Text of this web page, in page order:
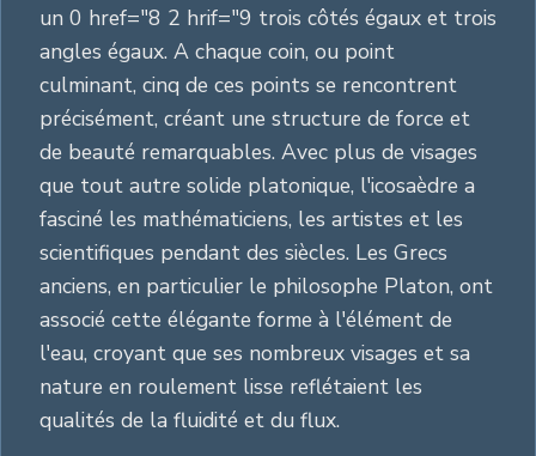
un 0 href="8 2 hrif="9 trois côtés égaux et trois
angles égaux. A chaque coin, ou point
culminant, cinq de ces points se rencontrent
précisément, créant une structure de force et
de beauté remarquables. Avec plus de visages
que tout autre solide platonique, l'icosaèdre a
fasciné les mathématiciens, les artistes et les
scientifiques pendant des siècles. Les Grecs
anciens, en particulier le philosophe Platon, ont
associé cette élégante forme à l'élément de
l'eau, croyant que ses nombreux visages et sa
nature en roulement lisse reflétaient les
qualités de la fluidité et du flux.